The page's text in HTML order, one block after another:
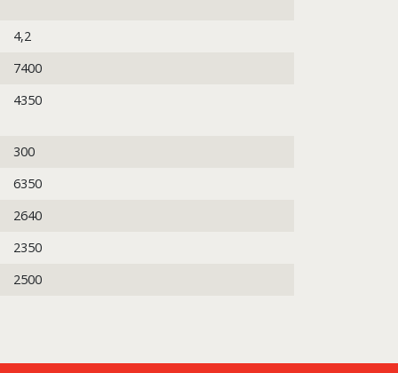
4,2
7400
4350
300
6350
2640
2350
2500